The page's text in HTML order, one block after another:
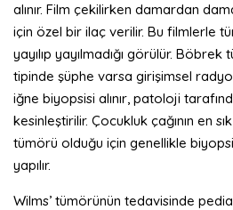
alınır. Film çekilirken damardan
için özel bir ilaç verilir. Bu filmlerle
yayılıp yayılmadığı görülür.
tipinde şüphe varsa girişimsel
iğne biyopsisi alınır, patoloji
kesinleştirilir. Çocukluk çağının en
tümörü olduğu için genellikle
yapılır.
Wilms’ tümörünün tedavisinde